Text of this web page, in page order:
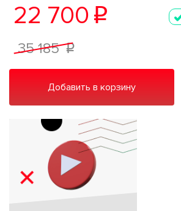
22 700 p
35 185 p
Добавить в корзину